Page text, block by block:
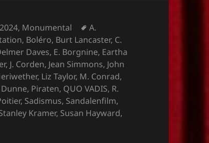
, Monumental Schlagwörter
A.
, Boléro, Burt Lancaster, C.
Daves, E. Borgnine, Eartha
, J. Corden, Jean Simmons, John
, Liz Taylor, M. Conrad,
, Piraten, QUO VADIS, R.
, Sadismus, Sandalenfilm,
Kramer, Susan Hayward,